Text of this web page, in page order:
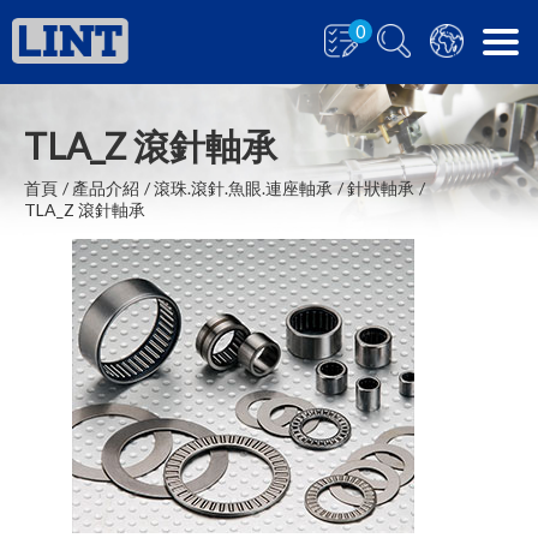
0
TLA_Z 滾針軸承
首頁 產品介紹 滾珠.滾針.魚眼.連座軸承
針狀軸承
TLA_Z 滾針軸承